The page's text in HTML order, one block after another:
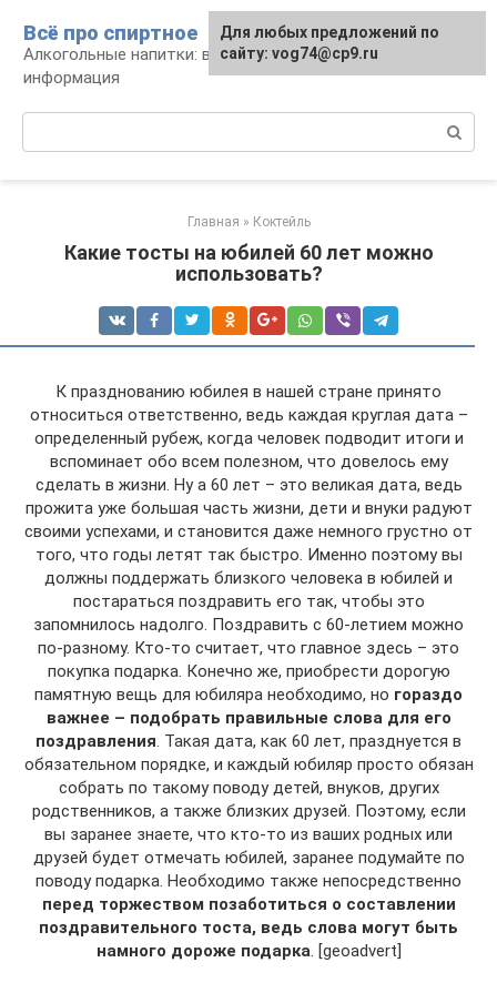
контенту
Всё про спиртное
Алкогольные напитки: виды, рецепты,
информация
Главная » Коктейль
Какие тосты на юбилей 60 лет можно
использовать?
К празднованию юбилея в нашей стране принято
относиться ответственно, ведь каждая круглая дата –
определенный рубеж, когда человек подводит итоги и
вспоминает обо всем полезном, что довелось ему
сделать в жизни. Ну а 60 лет – это великая дата, ведь
прожита уже большая часть жизни, дети и внуки радуют
своими успехами, и становится даже немного грустно от
того, что годы летят так быстро. Именно поэтому вы
должны поддержать близкого человека в юбилей и
постараться поздравить его так, чтобы это
запомнилось надолго. Поздравить с 60-летием можно
по-разному. Кто-то считает, что главное здесь – это
покупка подарка. Конечно же, приобрести дорогую
памятную вещь для юбиляра необходимо, но гораздо
важнее – подобрать правильные слова для его
поздравления. Такая дата, как 60 лет, празднуется в
обязательном порядке, и каждый юбиляр просто обязан
собрать по такому поводу детей, внуков, других
родственников, а также близких друзей. Поэтому, если
вы заранее знаете, что кто-то из ваших родных или
друзей будет отмечать юбилей, заранее подумайте по
поводу подарка. Необходимо также непосредственно
перед торжеством позаботиться о составлении
поздравительного тоста, ведь слова могут быть
намного дороже подарка. [geoadvert]
Для любых предложений по
сайту: vog74@cp9.ru